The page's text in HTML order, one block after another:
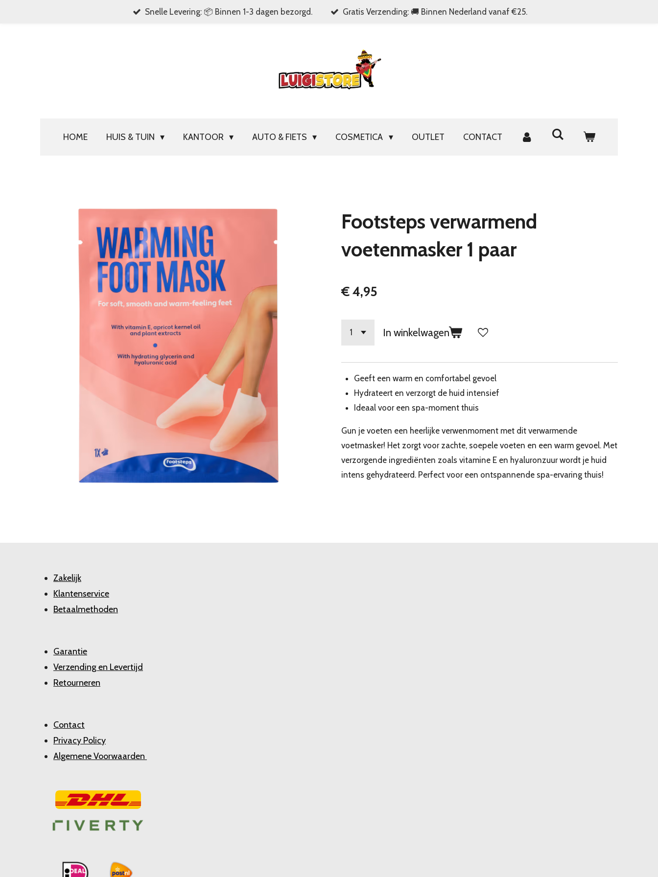
Snelle Levering: 📦 Binnen 1-3 dagen bezorgd. Gratis Verzending: 🚚 Binnen Nederland vanaf €25.
HOME HUIS & TUIN KANTOOR AUTO & FIETS COSMETICA OUTLET CONTACT
Footsteps verwarmend
voetenmasker 1 paar
€ 4,95
In winkelwagen
Geeft een warm en comfortabel gevoel
Hydrateert en verzorgt de huid intensief
Ideaal voor een spa-moment thuis
Gun je voeten een heerlijke verwenmoment met dit verwarmende
voetmasker! Het zorgt voor zachte, soepele voeten en een warm gevoel. Met
verzorgende ingrediënten zoals vitamine E en hyaluronzuur wordt je huid
intens gehydrateerd. Perfect voor een ontspannende spa-ervaring thuis!
Zakelijk
Klantenservice
Betaalmethoden
Garantie
Verzending en Levertijd
Retourneren
Contact
Privacy Policy
Algemene Voorwaarden